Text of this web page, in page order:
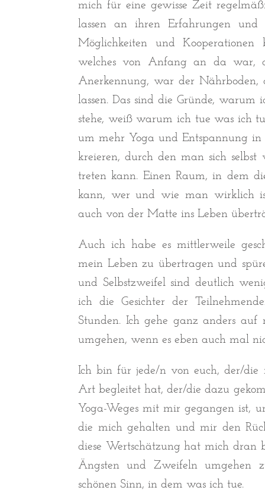
mich für eine gewisse Zeit
lassen an ihren Erfahrungen
Möglichkeiten und Kooperationen
welches von Anfang an da war,
Anerkennung, war der
lassen. Das sind die Gründe,
stehe, weiß warum ich tue was ich
um mehr Yoga und Entspannung
kreieren, durch den man sich
treten kann. Einen Raum, in dem
kann, wer und wie man wirklich
auch von der Matte ins Leben
Auch ich habe es mittlerweile
mein Leben zu übertragen und
und Selbstzweifel sind deutlich
ich die Gesichter der
Stunden. Ich gehe ganz anders
umgehen, wenn es eben auch mal
Ich bin für jede/n von euch, der/
Art begleitet hat, der/die dazu
Yoga-Weges mit mir gegangen ist,
die mich gehalten und mir den
diese Wertschätzung hat mich dran
Ängsten und Zweifeln umgehen
schönen Sinn, in dem was ich tue.